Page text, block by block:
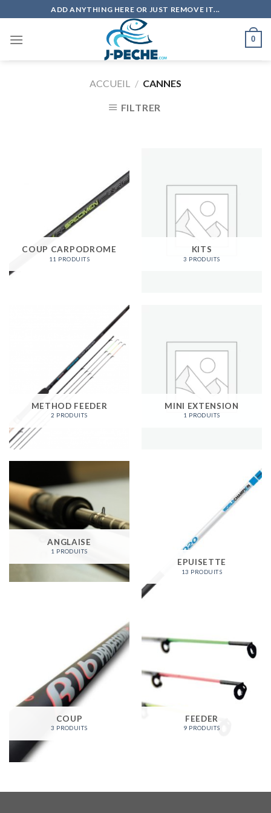
to
content
ADD ANYTHING HERE OR JUST REMOVE IT...
0
ACCUEIL / CANNES
FILTRER
COUP CARPODROME
11 PRODUITS
KITS
3 PRODUITS
METHOD FEEDER
2 PRODUITS
MINI EXTENSION
1 PRODUITS
ANGLAISE
1 PRODUITS
EPUISETTE
13 PRODUITS
COUP
3 PRODUITS
FEEDER
9 PRODUITS